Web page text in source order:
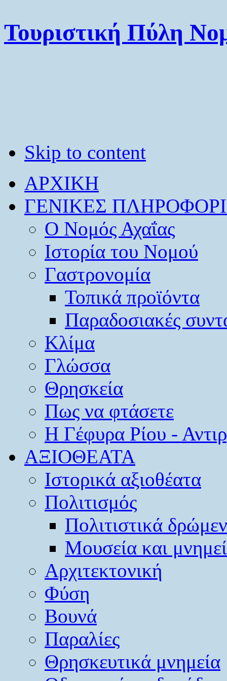
Τουριστική Πύλη
Skip to content
ΑΡΧΙΚΗ
ΓΕΝΙΚΕΣ
O Νομός Αχαΐας
Ιστορία του Νομού
Γαστρονομία
Τοπικά προϊόντα
Παραδοσιακές
Κλίμα
Γλώσσα
Θρησκεία
Πως να φτάσετε
Η Γέφυρα Ρίου -
ΑΞΙΟΘΕΑΤΑ
Ιστορικά αξιοθέατα
Πολιτισμός
Πολιτιστικά
Μουσεία και
Αρχιτεκτονική
Φύση
Βουνά
Παραλίες
Θρησκευτικά μνημεία